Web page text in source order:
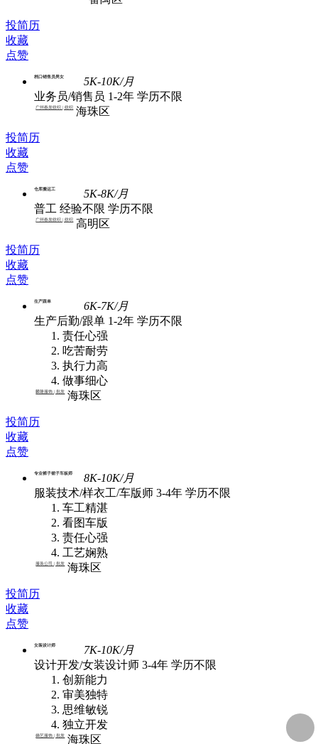
投简历
收藏
点赞
档口销售员男女
5K-10K/月
业务员/销售员 1-2年 学历不限
广州春发纺织 | 纺织 海珠区
投简历
收藏
点赞
仓库搬运工
5K-8K/月
普工 经验不限 学历不限
广州春发纺织 | 纺织 高明区
投简历
收藏
点赞
生产跟单
6K-7K/月
生产后勤/跟单 1-2年 学历不限
责任心强
吃苦耐劳
执行力高
做事细心
麟隆服饰 | 批发 海珠区
投简历
收藏
点赞
专业裤子裙子车板师
8K-10K/月
服装技术/样衣工/车版师 3-4年 学历不限
车工精湛
看图车版
责任心强
工艺娴熟
服装公司 | 批发 海珠区
投简历
收藏
点赞
女装设计师
7K-10K/月
设计开发/女装设计师 3-4年 学历不限
创新能力
审美独特
思维敏锐
独立开发
嫡艺服饰 | 批发 海珠区